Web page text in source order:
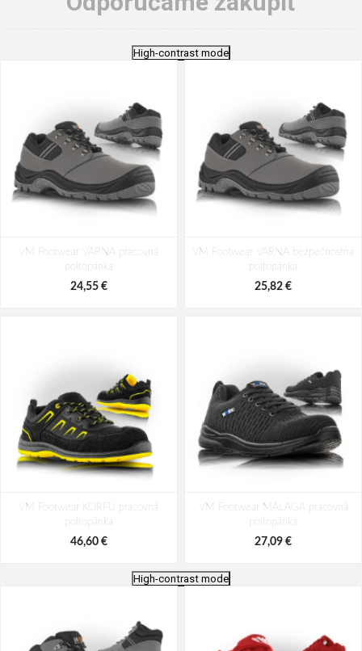
High-contrast mode
VM Footwear VARNA pracovná
poltopánka
24,55 €
VM Footwear VARNA bezpečnostná
poltopánka
25,82 €
VM Footwear KORFU pracovná
poltopánka
46,60 €
VM Footwear MALAGA pracovná
poltopánka
27,09 €
High-contrast mode